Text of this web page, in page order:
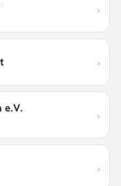
›
›
e.V. ›
›